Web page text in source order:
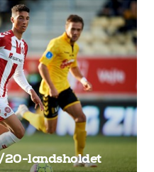
20-landsholdet